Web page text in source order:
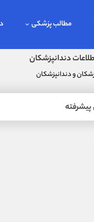
مطالب پزشکی
دندانپزشکان
و دندانپزشکان